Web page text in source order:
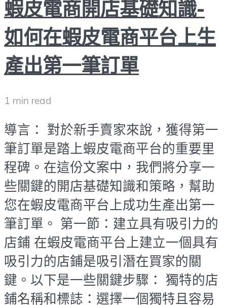
蝦皮電商開店基礎知識-
如何在蝦皮電商平台上生
產出第一筆訂單
1 min read
導言： 對於新手賣家來說，獲得第一
筆訂單是踏上蝦皮電商平台的重要里
程碑。在這份文案中，我們將分享一
些關鍵的開店基礎知識和策略，幫助
您在蝦皮電商平台上成功生產出第一
筆訂單。 第一節：建立具有吸引力的
店鋪 在蝦皮電商平台上建立一個具有
吸引力的店鋪是吸引潛在買家的關
鍵。以下是一些關鍵步驟： 獨特的店
鋪名稱和標誌：選擇一個獨特且容易